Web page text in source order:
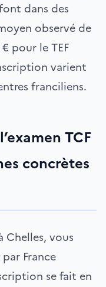
dans des
observé de
pour le TEF
varient
franciliens.
TCF
concrètes
Chelles, vous
France
se fait en